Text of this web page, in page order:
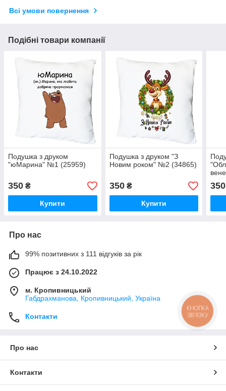
Всі умови повернення
Подібні товари компанії
Подушка з друком
"юМарина" №1 (25959)
350 ₴
Купити
Подушка з друком "З
Новим роком" №2 (34865)
350₴
Купити
350
Про нас
99% позитивних з 111 відгуків за рік
Працює з 24.10.2022
м. Кропивницький
Габдрахманова, Кропивницький, Україна
Контакти
Про нас
Контакти
КНОПКА
ЗВ'ЯЗКУ